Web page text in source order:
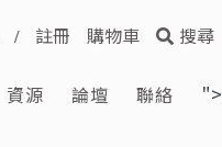
註冊 購物車 搜尋
資源 論壇 聯絡 ">